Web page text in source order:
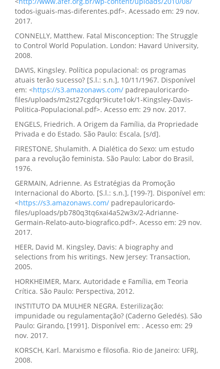
todos-iguais-mas-diferentes.pdf>. Acessado em: 29 nov.
2017.
CONNELLY, Matthew. Fatal Misconception: The Struggle
to Control World Population. London: Havard University,
2008.
DAVIS, Kingsley. Política populacional: os programas
atuais terão sucesso? [S.l.: s.n.], 10/11/1967. Disponível
em: <https://s3.amazonaws.com/ padrepauloricardo-
files/uploads/m2st27cgdqr9icute1ok/1-Kingsley-Davis-
Politica-Populacional.pdf>. Acesso em: 29 nov. 2017.
ENGELS, Friedrich. A Origem da Família, da Propriedade
Privada e do Estado. São Paulo: Escala, [s/d].
FIRESTONE, Shulamith. A Dialética do Sexo: um estudo
para a revolução feminista. São Paulo: Labor do Brasil,
1976.
GERMAIN, Adrienne. As Estratégias da Promoção
Internacional do Aborto. [S.l.: s.n.], [199-?]. Disponível em:
<https://s3.amazonaws.com/ padrepauloricardo-
files/uploads/pb780q3tq6xai4a52w3x/2-Adrianne-
Germain-Relato-auto-biografico.pdf>. Acesso em: 29 nov.
2017.
HEER, David M. Kingsley, Davis: A biography and
selections from his writings. New Jersey: Transaction,
2005.
HORKHEIMER, Marx. Autoridade e Família, em Teoria
Crítica. São Paulo: Perspectiva, 2012.
INSTITUTO DA MULHER NEGRA. Esterilização:
impunidade ou regulamentação? (Caderno Geledés). São
Paulo: Girando, [1991]. Disponível em: . Acesso em: 29
nov. 2017.
KORSCH, Karl. Marxismo e filosofia. Rio de Janeiro: UFRJ,
2008.